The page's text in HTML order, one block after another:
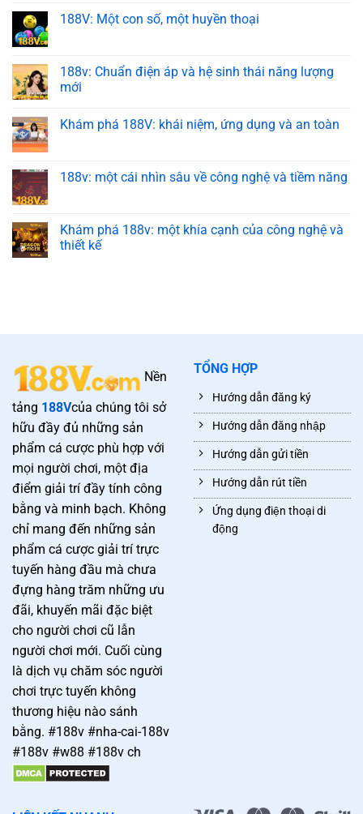
188V: Một con số, một huyền thoại
188v: Chuẩn điện áp và hệ sinh thái năng lượng
mới
Khám phá 188V: khái niệm, ứng dụng và an toàn
188v: một cái nhìn sâu về công nghệ và tiềm năng
Khám phá 188v: một khía cạnh của công nghệ và
thiết kế
Nền
tảng 188Vcủa chúng tôi sở
hữu đầy đủ những sản
phẩm cá cược phù hợp với
mọi người chơi, một địa
điểm giải trí đầy tính công
bằng và minh bạch. Không
chỉ mang đến những sản
phẩm cá cược giải trí trực
tuyến hàng đầu mà chưa
đựng hàng trăm những ưu
đãi, khuyến mãi đặc biệt
cho người chơi cũ lẫn
người chơi mới. Cuối cùng
là dịch vụ chăm sóc người
chơi trực tuyến không
thương hiệu nào sánh
bằng. #188v #nha-cai-188v
#188v #w88 #188v ch
TỔNG HỢP
Hướng dẫn đăng ký
Hướng dẫn đăng nhập
Hướng dẫn gửi tiền
Hướng dẫn rút tiền
Ứng dụng điện thoại di
động